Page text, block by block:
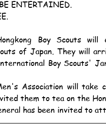
ENTERTAINED.
of Japan. They will
Boy Scouts'
them to tea on the
has been invited to